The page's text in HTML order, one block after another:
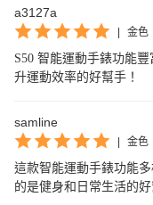
a3127a
金色
S50 智能運動手錶功能
升運動效率的好幫手！
samline
金色
這款智能運動手錶功能
的是健身和日常生活的好